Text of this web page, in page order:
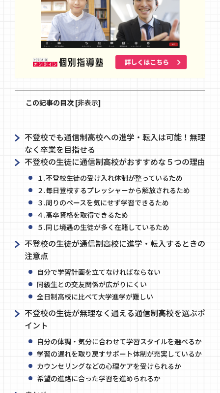
この記事の目次 [非表示]
不登校でも通信制高校への進学・転入は可能！無理
なく卒業を目指せる
不登校の生徒に通信制高校がおすすめな５つの理由
１.不登校生徒の受け入れ体制が整っているため
２.毎日登校するプレッシャーから解放されるため
３.周りのペースを気にせず学習できるため
４.高卒資格を取得できるため
５.同じ境遇の生徒が多く在籍しているため
不登校の生徒が通信制高校に進学・転入するときの
注意点
自分で学習計画を立てなければならない
同級生との交友関係が広がりにくい
全日制高校に比べて大学進学が難しい
不登校の生徒が無理なく通える通信制高校を選ぶポ
イント
自分の体調・気分に合わせて学習スタイルを選べるか
学習の遅れを取り戻すサポート体制が充実しているか
カウンセリングなどの心理ケアを受けられるか
希望の進路に合った学習を進められるか